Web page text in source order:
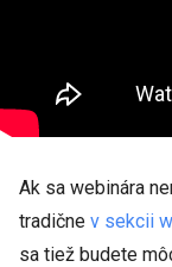
Ak sa webinára
tradične v sekcii
sa tiež budete